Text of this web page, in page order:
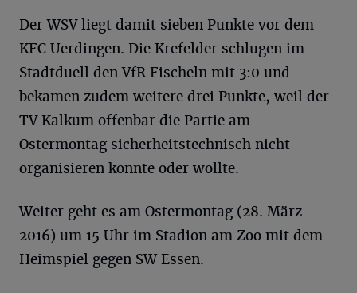
Der WSV liegt damit sieben Punkte vor dem
KFC Uerdingen. Die Krefelder schlugen im
Stadtduell den VfR Fischeln mit 3:0 und
bekamen zudem weitere drei Punkte, weil der
TV Kalkum offenbar die Partie am
Ostermontag sicherheitstechnisch nicht
organisieren konnte oder wollte.
Weiter geht es am Ostermontag (28. März
2016) um 15 Uhr im Stadion am Zoo mit dem
Heimspiel gegen SW Essen.